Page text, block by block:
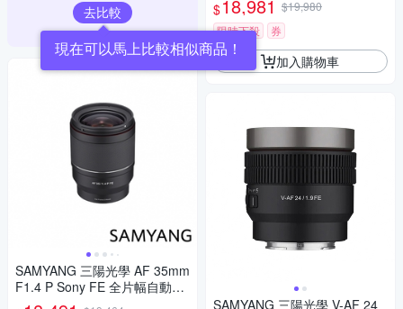
去比較
現在可以馬上比較相似商品！
SAMYANG 三陽光學 AF 35mm
F1.4 P Sony FE 全片幅自動對
焦鏡頭 公司貨
$18,981 $19,980
限時下殺
券
加入購物車
SAMYANG 三陽光學 V-AF 24